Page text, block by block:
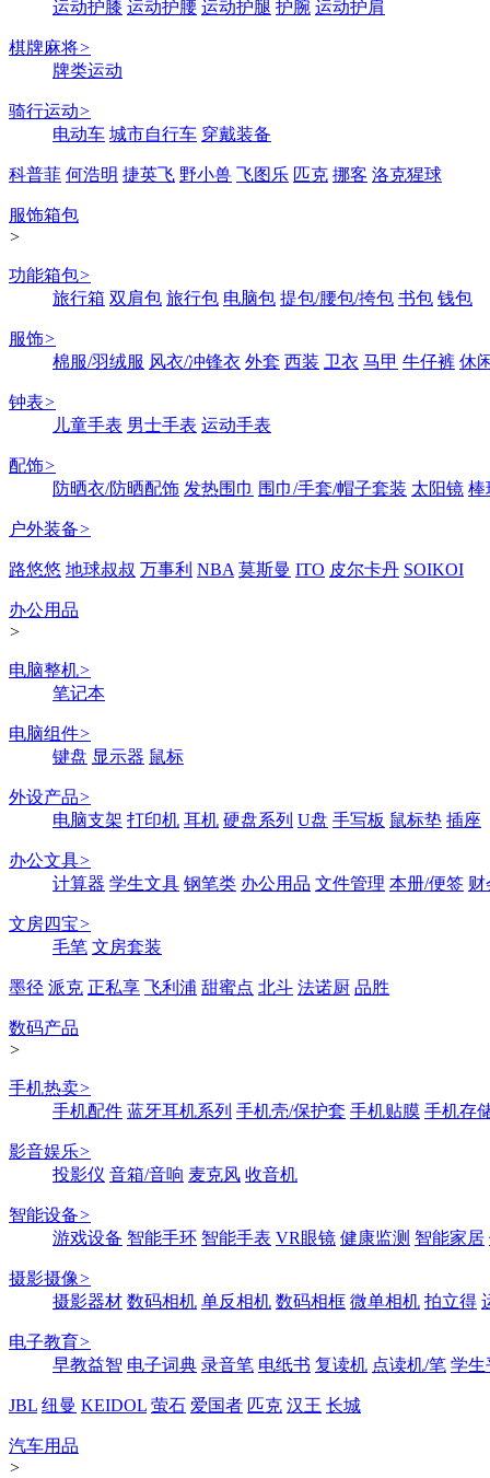
运动护膝 运动护腰 运动护腿 护腕 运动护肩
棋牌麻将>
牌类运动
骑行运动>
电动车 城市自行车 穿戴装备
科普菲 何浩明 捷英飞 野小兽 飞图乐 匹克 挪客 洛克猩球
服饰箱包
>
功能箱包>
旅行箱 双肩包 旅行包 电脑包 提包/腰包/挎包 书包 钱包
服饰>
棉服/羽绒服 风衣/冲锋衣 外套 西装 卫衣 马甲 牛仔裤 休
钟表>
儿童手表 男士手表 运动手表
配饰>
防晒衣/防晒配饰 发热围巾 围巾/手套/帽子套装 太阳镜 棒
户外装备>
路悠悠 地球叔叔 万事利 NBA 莫斯曼 ITO 皮尔卡丹 SOIKOI
办公用品
>
电脑整机>
笔记本
电脑组件>
键盘 显示器 鼠标
外设产品>
电脑支架 打印机 耳机 硬盘系列 U盘 手写板 鼠标垫 插座
办公文具>
计算器 学生文具 钢笔类 办公用品 文件管理 本册/便签 财
文房四宝>
毛笔 文房套装
墨径 派克 正私享 飞利浦 甜蜜点 北斗 法诺厨 品胜
数码产品
>
手机热卖>
手机配件 蓝牙耳机系列 手机壳/保护套 手机贴膜 手机存
影音娱乐>
投影仪 音箱/音响 麦克风 收音机
智能设备>
游戏设备 智能手环 智能手表 VR眼镜 健康监测 智能家居
摄影摄像>
摄影器材 数码相机 单反相机 数码相框 微单相机 拍立得
电子教育>
早教益智 电子词典 录音笔 电纸书 复读机 点读机/笔 学生
JBL 纽曼 KEIDOL 萤石 爱国者 匹克 汉王 长城
汽车用品
>